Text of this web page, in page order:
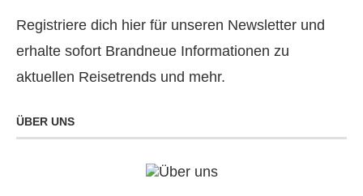
Registriere dich hier für unseren Newsletter und
erhalte sofort Brandneue Informationen zu
aktuellen Reisetrends und mehr.
ÜBER UNS